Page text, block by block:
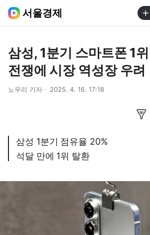
서울경제
삼성, 1분기 스마트폰 1위
전쟁에 시장 역성장 우려
노우리 기자 2025. 4. 16. 17:18
삼성 1분기 점유율 20%
석달 만에 1위 탈환